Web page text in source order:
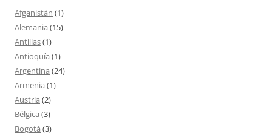
Afganistán (1)
Alemania (15)
Antillas(1)
Antioquía (1)
Argentina (24)
Armenia (1)
Austria (2)
Bélgica (3)
Bogotá (3)